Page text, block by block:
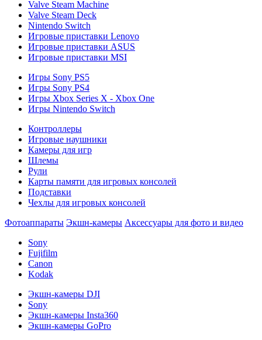
Valve Steam Machine
Valve Steam Deck
Nintendo Switch
Игровые приставки Lenovo
Игровые приставки ASUS
Игровые приставки MSI
Игры Sony PS5
Игры Sony PS4
Игры Xbox Series X - Xbox One
Игры Nintendo Switch
Контроллеры
Игровые наушники
Камеры для игр
Шлемы
Рули
Карты памяти для игровых консолей
Подставки
Чехлы для игровых консолей
Фотоаппараты Экшн-камеры Аксессуары для фото и видео
Sony
Fujifilm
Canon
Kodak
Экшн-камеры DJI
Sony
Экшн-камеры Insta360
Экшн-камеры GoPro